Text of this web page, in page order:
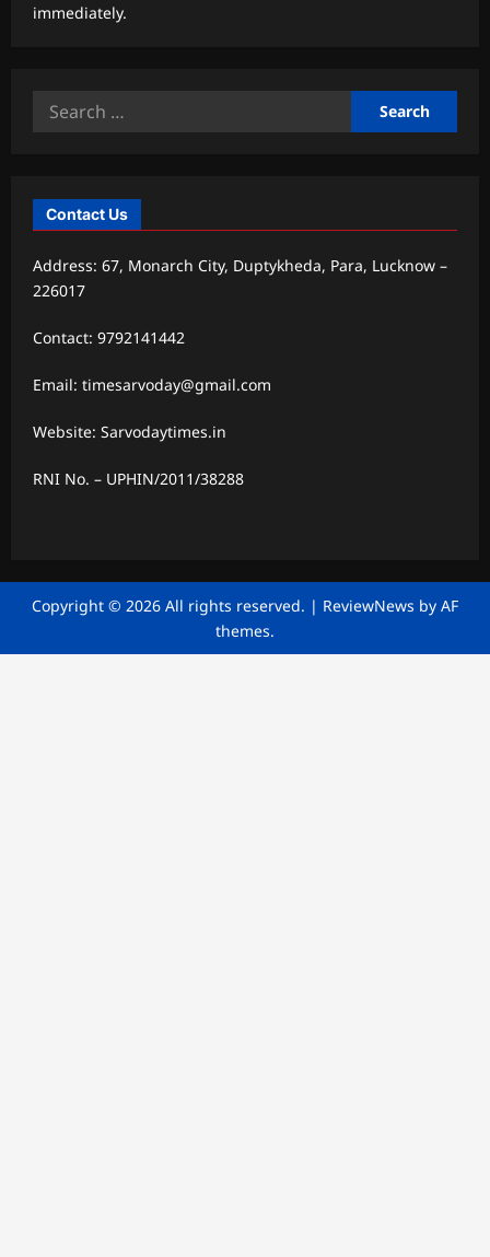
immediately.
Search
Contact Us
Address: 67, Monarch City, Duptykheda, Para, Lucknow –
226017
Contact: 9792141442
Email: timesarvoday@gmail.com
Website: Sarvodaytimes.in
RNI No. – UPHIN/2011/38288
Copyright © 2026 All rights reserved. | ReviewNews by AF
themes.